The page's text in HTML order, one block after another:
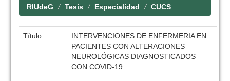
RIUdeG Tesis Especialidad CUCS
Título:
INTERVENCIONES DE ENFERMERIA EN
PACIENTES CON ALTERACIONES
NEUROLÓGICAS DIAGNOSTICADOS
CON COVID-19.